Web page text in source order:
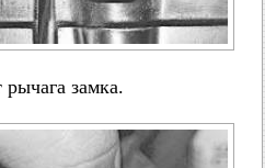
замка.